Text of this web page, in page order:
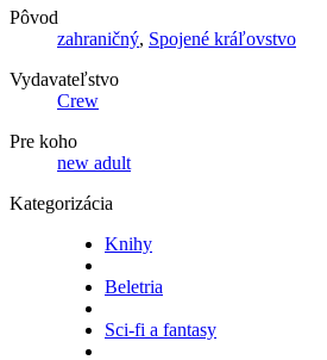
Pôvod
zahraničný, Spojené kráľovstvo
Vydavateľstvo
Crew
Pre koho
new adult
Kategorizácia
Knihy
Beletria
Sci-fi a fantasy